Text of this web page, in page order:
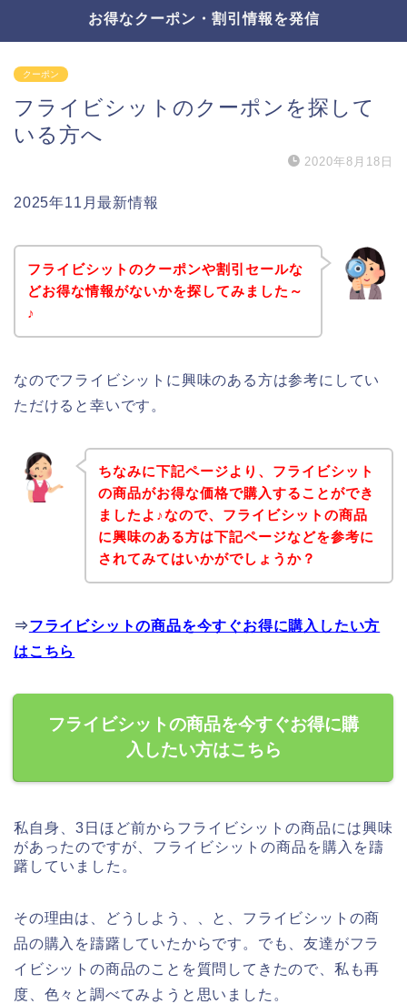
お得なクーポン・割引情報を発信
クーポン
フライビシットのクーポンを探して
いる方へ
2020年8月18日
2025年11月最新情報
フライビシットのクーポンや割引セールな
どお得な情報がないかを探してみました～
♪
なのでフライビシットに興味のある方は参考にしてい
ただけると幸いです。
ちなみに下記ページより、フライビシット
の商品がお得な価格で購入することができ
ましたよ♪なので、フライビシットの商品
に興味のある方は下記ページなどを参考に
されてみてはいかがでしょうか？
⇒フライビシットの商品を今すぐお得に購入したい方
はこちら
フライビシットの商品を今すぐお得に購
入したい方はこちら
私自身、3日ほど前からフライビシットの商品には興味
があったのですが、フライビシットの商品を購入を躊
躇していました。
その理由は、どうしよう、、と、フライビシットの商
品の購入を躊躇していたからです。でも、友達がフラ
イビシットの商品のことを質問してきたので、私も再
度、色々と調べてみようと思いました。